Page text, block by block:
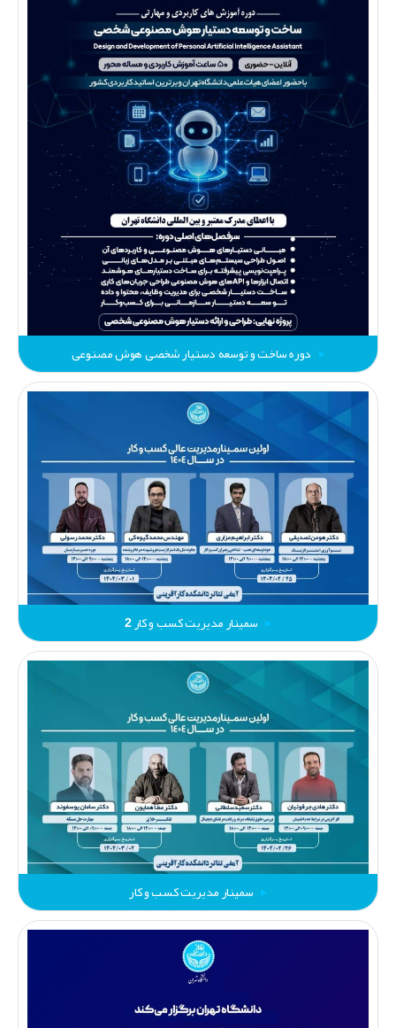
دوره ساخت و توسعه دستیار شخصی هوش مصنوعی
سمینار مدیریت کسب و کار 2
سمینار مدیریت کسب و کار